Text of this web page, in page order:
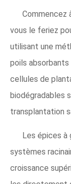
Commencez
vous le feriez
utilisant une
poils
cellules de
biodégradables
transplantation
Les épices à
systèmes
croissance